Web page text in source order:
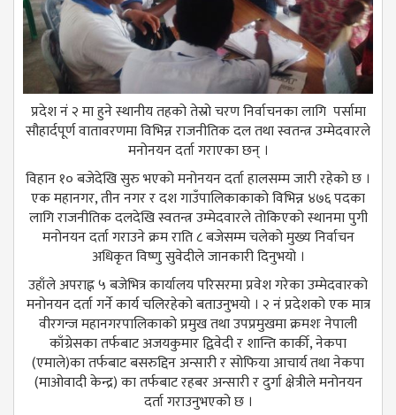
प्रदेश नं २ मा हुने स्थानीय तहको तेस्रो चरण निर्वाचनका लागि पर्सामा
सौहार्दपूर्ण वातावरणमा विभिन्न राजनीतिक दल तथा स्वतन्त्र उम्मेदवारले
मनोनयन दर्ता गराएका छन् ।
विहान १० बजेदेखि सुरु भएको मनोनयन दर्ता हालसम्म जारी रहेको छ ।
एक महानगर, तीन नगर र दश गाउँपालिकाकाको विभिन्न ४७६ पदका
लागि राजनीतिक दलदेखि स्वतन्त्र उम्मेदवारले तोकिएको स्थानमा पुगी
मनोनयन दर्ता गराउने क्रम राति ८ बजेसम्म चलेको मुख्य निर्वाचन
अधिकृत विष्णु सुवेदीले जानकारी दिनुभयो ।
उहाँले अपराह्न ५ बजेभित्र कार्यालय परिसरमा प्रवेश गरेका उम्मेदवारको
मनोनयन दर्ता गर्ने कार्य चलिरहेको बताउनुभयो । २ नं प्रदेशको एक मात्र
वीरगन्ज महानगरपालिकाको प्रमुख तथा उपप्रमुखमा क्रमशः नेपाली
काँग्रेसका तर्फबाट अजयकुमार द्विवेदी र शान्ति कार्की, नेकपा
(एमाले)का तर्फबाट बसरुद्दिन अन्सारी र सोफिया आचार्य तथा नेकपा
(माओवादी केन्द्र) का तर्फबाट रहबर अन्सारी र दुर्गा क्षेत्रीले मनोनयन
दर्ता गराउनुभएको छ ।